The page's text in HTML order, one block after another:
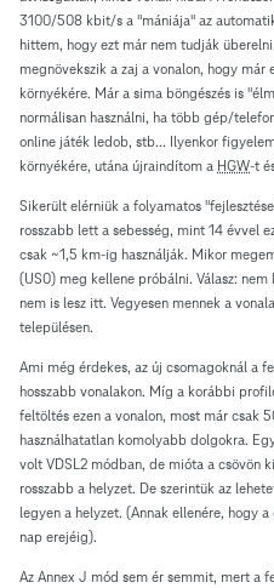
3100/508 kbit/s a "mániája" az
hittem, hogy ezt már nem tudják
megnövekszik a zaj a vonalon, hogy
környékére. Már a sima böngészés is
normálisan használni, ha több gép/
online játék ledob, stb... Ilyenkor
környékére, utána újraindítom a HGW-t
Sikerült elérniük a folyamatos
rosszabb lett a sebesség, mint 14 évvel
csak ~1,5 km-ig használják. Mikor
(US0) meg kellene próbálni. Válasz:
nem is lesz itt. Vegyesen mennek a
településen.
Ami még érdekes, az új csomagoknál a
hosszabb vonalakon. Míg a korábbi
feltöltés ezen a vonalon, most már csak
használhatatlan komolyabb dolgokra.
volt VDSL2 módban, de mióta a csövön
rosszabb a helyzet. De szerintük az
legyen a helyzet. (Annak ellenére, hogy
nap erejéig).
Az Annex J mód sem ér semmit, mert a